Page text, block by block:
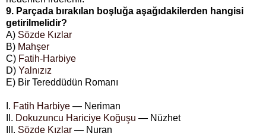
9. Parçada bırakılan boşluğa aşağıdakilerden hangisi
getirilmelidir?
A) Sözde Kızlar
B) Mahşer
C) Fatih-Harbiye
D) Yalnızız
E) Bir Tereddüdün Romanı
I. Fatih Harbiye — Neriman
II. Dokuzuncu Hariciye Koğuşu — Nüzhet
III. Sözde Kızlar — Nuran